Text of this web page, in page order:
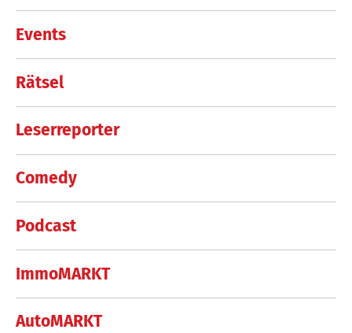
Events
Rätsel
Leserreporter
Comedy
Podcast
ImmoMARKT
AutoMARKT